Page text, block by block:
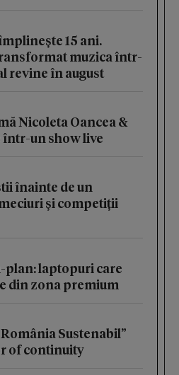
15 ani.
muzica într-
revine în august
Nicoleta Oancea &
într-un show live
înainte de un
și competiții
plan: laptopuri care
din zona premium
Sustenabil”
of continuity